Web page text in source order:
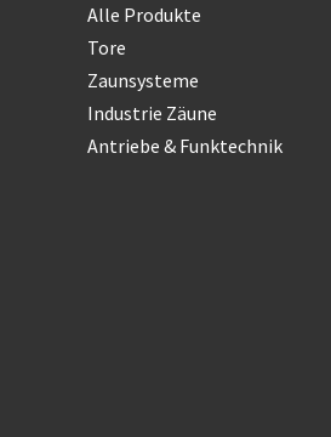
Alle Produkte
Tore
Zaunsysteme
Industrie Zäune
Antriebe & Funktechnik